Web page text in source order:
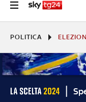
POLITICA